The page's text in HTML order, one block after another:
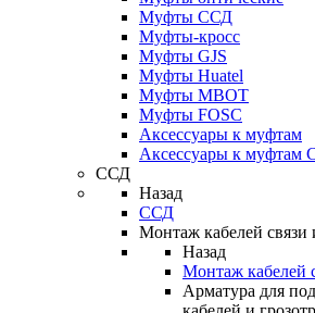
Муфты ССД
Муфты-кросс
Муфты GJS
Муфты Huatel
Муфты МВОТ
Муфты FOSC
Аксессуары к муфтам
Аксессуары к муфтам
ССД
Назад
ССД
Монтаж кабелей связи
Назад
Монтаж кабелей
Арматура для